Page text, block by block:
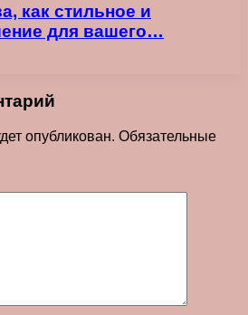
как стильное и
для вашего…
опубликован. Обязательные